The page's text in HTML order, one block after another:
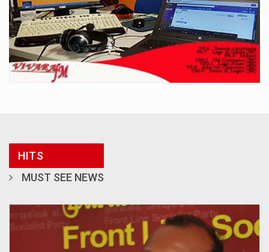
HITS
MUST SEE NEWS